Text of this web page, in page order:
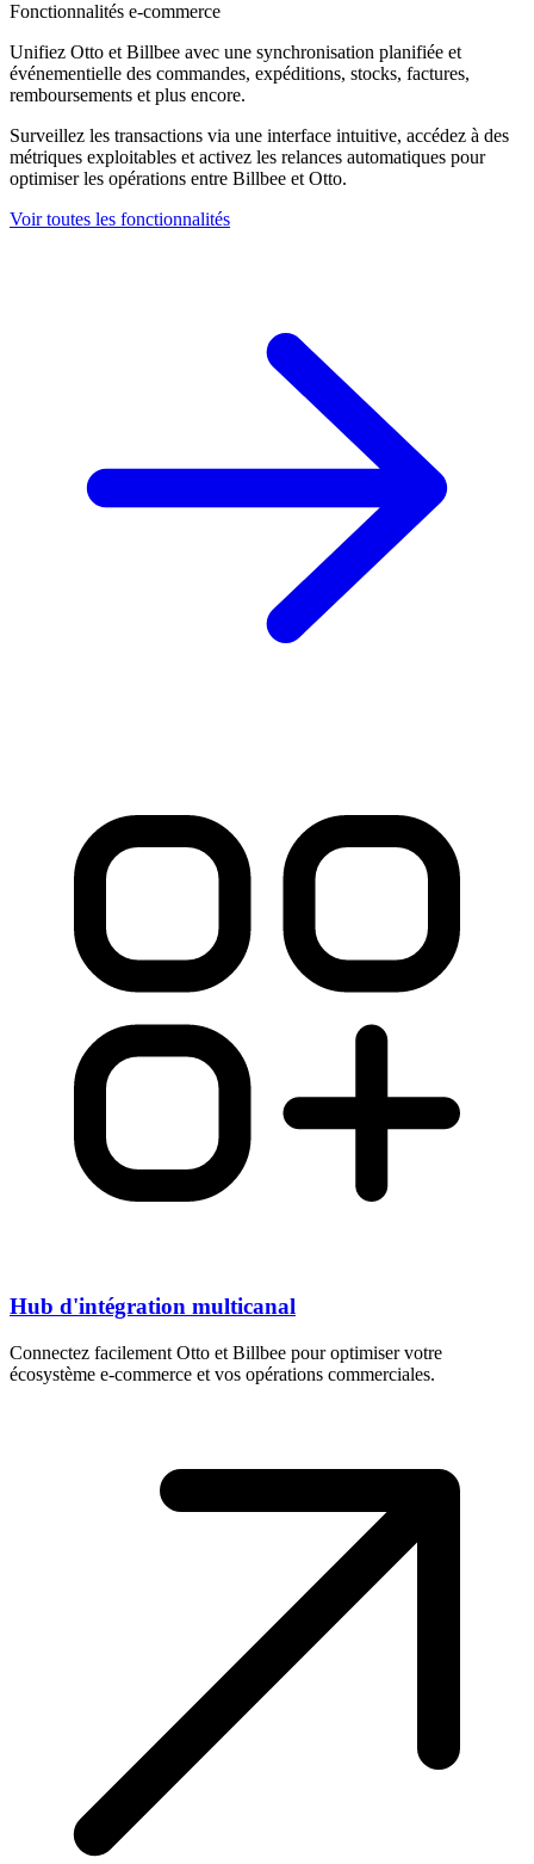
Fonctionnalités e-commerce
Unifiez Otto et Billbee avec une synchronisation planifiée et
événementielle des commandes, expéditions, stocks, factures,
remboursements et plus encore.
Surveillez les transactions via une interface intuitive, accédez à des
métriques exploitables et activez les relances automatiques pour
optimiser les opérations entre Billbee et Otto.
Voir toutes les fonctionnalités
Hub d'intégration multicanal
Connectez facilement Otto et Billbee pour optimiser votre
écosystème e-commerce et vos opérations commerciales.